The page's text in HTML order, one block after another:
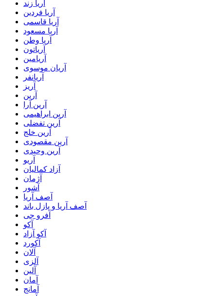
آریا زند
آریا فردین
آریا قاسمی
آریا مسعود
آریا وطن
آریاتون
آریامین
آریان موسوی
آریانفر
آریز
آرین
آرین آرا
آرین ابراهیمی
آرین تفضلی
آرین خلج
آرین مقصودی
آرین وحیدی
آریو
آزاد کمالیان
آژمان
آشور
آصف آریا
آصف آریا و پازل باند
آفرو جی
آکو
آکو آزاد
آکورد
آلان
آلزی
آلین
آمان
آمانج